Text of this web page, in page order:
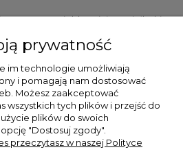
15, 43-300 Bielsko Biała, woj. śląskie,
9372470787
prywatność
im technologie umożliwiają
i pomagają nam dostosować
Możesz zaakceptować
wszystkich tych plików i przejść do
plików do swoich
"Dostosuj zgody".
przeczytasz w naszej Polityce